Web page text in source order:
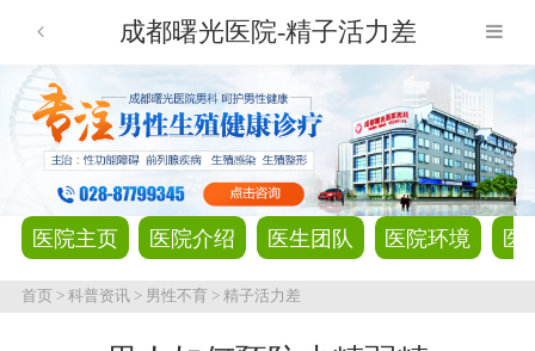
成都曙光医院-精子活力差
医院主页 医院介绍 医生团队 医院环境 医
首页> 科普资讯> 男性不育> 精子活力差